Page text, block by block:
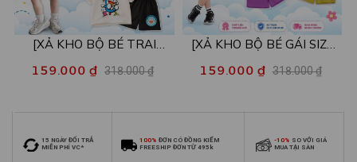
[XẢ KHO BỘ BÉ TRAI
nhiều mẫu - Quần áo bé trai
159.000 ₫ 318.000 ₫
[XẢ KHO BỘ BÉ GÁI SIZE
mẫu - Quần áo bé gái từ 26-
159.000 ₫ 318.000 ₫
15 NGÀY ĐỔI TRẢ
MIỄN PHÍ VC*
100% ĐƠN CÓ ĐỒNG KIỂM
FREESHIP ĐƠN TỪ 495k
-10% SO VỚI GIÁ
MUA TẠI SÀN